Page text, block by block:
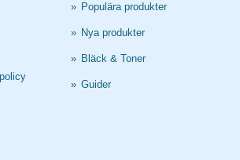
» Populära produkter
» Nya produkter
» Bläck & Toner
» Guider